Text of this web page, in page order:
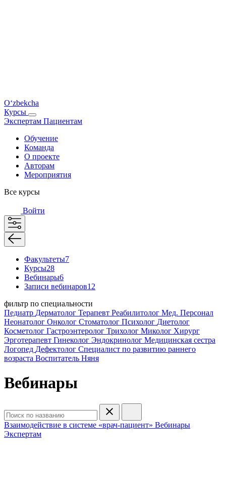
O‘zbekcha
Курсы
Экспертам Пациентам
Обучение
Команда
О проекте
Авторам
Мероприятия
Все курсы
Войти
Факультеты7
Курсы28
Вебинары6
Записи вебинаров12
фильтр по специальности
Педиатр Дерматолог Терапевт Реабилитолог Мед. Персонал
Неонатолог Онколог Стоматолог Психолог Диетолог
Косметолог Гастроэнтеролог Трихолог Миколог Хирург
Эрготерапевт Гинеколог Эндокринолог Медицинская сестра
Логопед Дефектолог Специалист по развитию раннего
возраста Воспитатель Няня
Вебинары
Взаимодействие в системе «врач-пациент» Вебинары
Экспертам